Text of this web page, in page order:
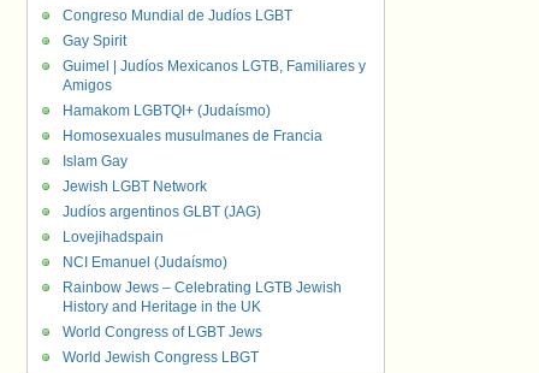
Congreso Mundial de Judíos LGBT
Gay Spirit
Guimel | Judíos Mexicanos LGTB, Familiares y
Amigos
Hamakom LGBTQI+ (Judaísmo)
Homosexuales musulmanes de Francia
Islam Gay
Jewish LGBT Network
Judíos argentinos GLBT (JAG)
Lovejihadspain
NCI Emanuel (Judaísmo)
Rainbow Jews – Celebrating LGTB Jewish
History and Heritage in the UK
World Congress of LGBT Jews
World Jewish Congress LBGT